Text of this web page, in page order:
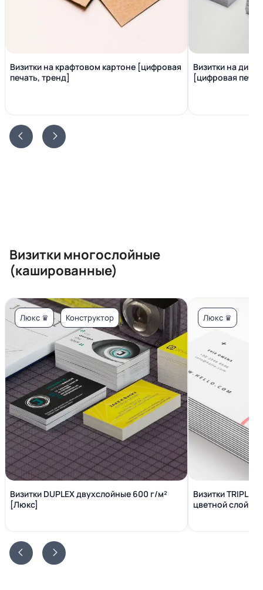
Визитки на крафтовом картоне [цифровая
печать, тренд]
Визитки на
[цифровая
Визитки многослойные
(кашированные)
Люкс ♛ Конструктор
Визитки DUPLEX двухслойные 600 г/м²
[Люкс]
Люкс ♛
Визитки
цветной слой